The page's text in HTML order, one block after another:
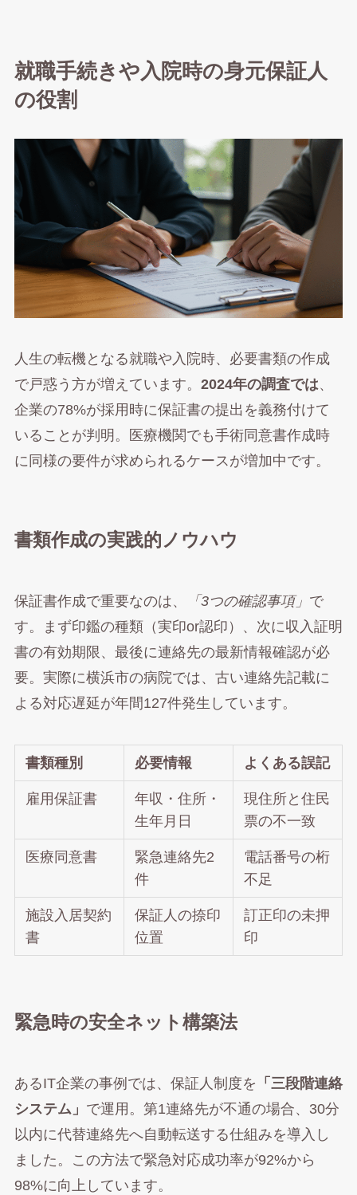
就職手続きや入院時の身元保証人
の役割
人生の転機となる就職や入院時、必要書類の作成
で戸惑う方が増えています。 2024年の調査では、
企業の78%が採用時に保証書の提出を義務付けて
いることが判明。医療機関でも手術同意書作成時
に同様の要件が求められるケースが増加中です。
書類作成の実践的ノウハウ
保証書作成で重要なのは、 「3つの確認事項」 で
す。まず印鑑の種類（実印or認印）、次に収入証明
書の有効期限、最後に連絡先の最新情報確認が必
要。実際に横浜市の病院では、古い連絡先記載に
よる対応遅延が年間127件発生しています。
書類種別 必要情報 よくある誤記
雇用保証書
年収・住所・
生年月日
現住所と住民
票の不一致
医療同意書
緊急連絡先2
件
電話番号の桁
不足
施設入居契約
書
保証人の捺印
位置
訂正印の未押
印
緊急時の安全ネット構築法
あるIT企業の事例では、保証人制度を 「三段階連絡
システム」 で運用。第1連絡先が不通の場合、30分
以内に代替連絡先へ自動転送する仕組みを導入し
ました。この方法で緊急対応成功率が92%から
98%に向上しています。